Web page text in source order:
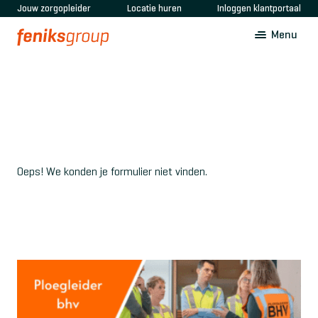
Jouw zorgopleider Locatie huren Inloggen klantportaal
Menu
Oeps! We konden je formulier niet vinden.